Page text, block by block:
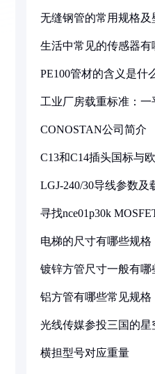
无缝钢管的常用规格及
生活中常见的传感器有
PE100管材的含义是什
工业厂房载重标准：
CONOSTAN公司简介
C13和C14插头国标与
LGJ-240/30导线参数及
寻找nce01p30k
电梯的尺寸有哪些规格
镀锌方管尺寸一般有哪
铝方管有哪些常见规格
光线传媒参投三国的星
横担型号对应重量